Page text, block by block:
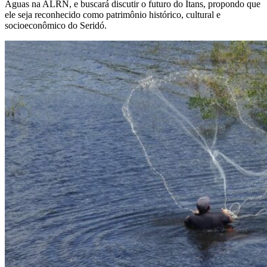
Águas na ALRN, e buscará discutir o futuro do Itans, propondo que
ele seja reconhecido como patrimônio histórico, cultural e
socioeconômico do Seridó.